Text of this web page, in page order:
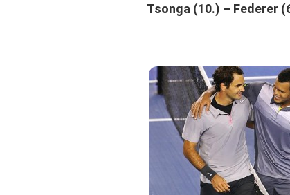
Tsonga (10.) – Federer